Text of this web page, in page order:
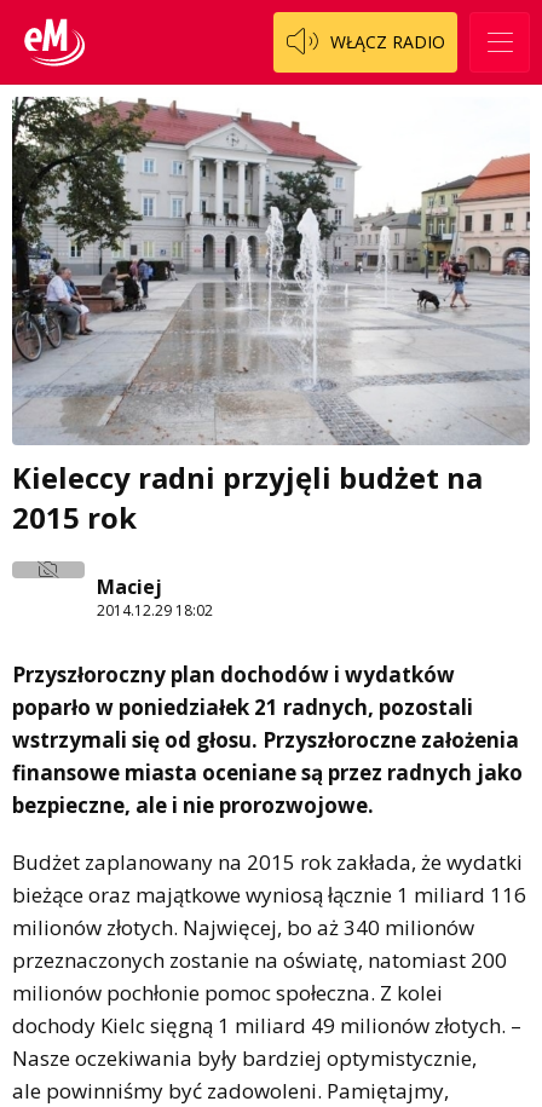
WŁĄCZ RADIO
Kieleccy radni przyjęli budżet na
2015 rok
Maciej
2014.12.29 18:02
Przyszłoroczny plan dochodów i wydatków
poparło w poniedziałek 21 radnych, pozostali
wstrzymali się od głosu. Przyszłoroczne założenia
finansowe miasta oceniane są przez radnych jako
bezpieczne, ale i nie prorozwojowe.
Budżet zaplanowany na 2015 rok zakłada, że wydatki
bieżące oraz majątkowe wyniosą łącznie 1 miliard 116
milionów złotych. Najwięcej, bo aż 340 milionów
przeznaczonych zostanie na oświatę, natomiast 200
milionów pochłonie pomoc społeczna. Z kolei
dochody Kielc sięgną 1 miliard 49 milionów złotych. –
Nasze oczekiwania były bardziej optymistycznie,
ale powinniśmy być zadowoleni. Pamiętajmy,